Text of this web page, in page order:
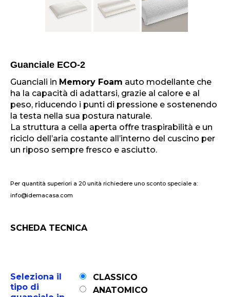
Guanciale ECO-2
Guanciali in Memory Foam auto modellante che
ha la capacità di adattarsi, grazie al calore e al
peso, riducendo i punti di pressione e sostenendo
la testa nella sua postura naturale.
La struttura a cella aperta offre traspirabilità e un
riciclo dell’aria costante all’interno del cuscino per
un riposo sempre fresco e asciutto.
Per quantità superiori a 20 unità richiedere uno sconto speciale a:
info@idemacasa.com
SCHEDA TECNICA
Seleziona il
tipo di
CLASSICO
ANATOMICO